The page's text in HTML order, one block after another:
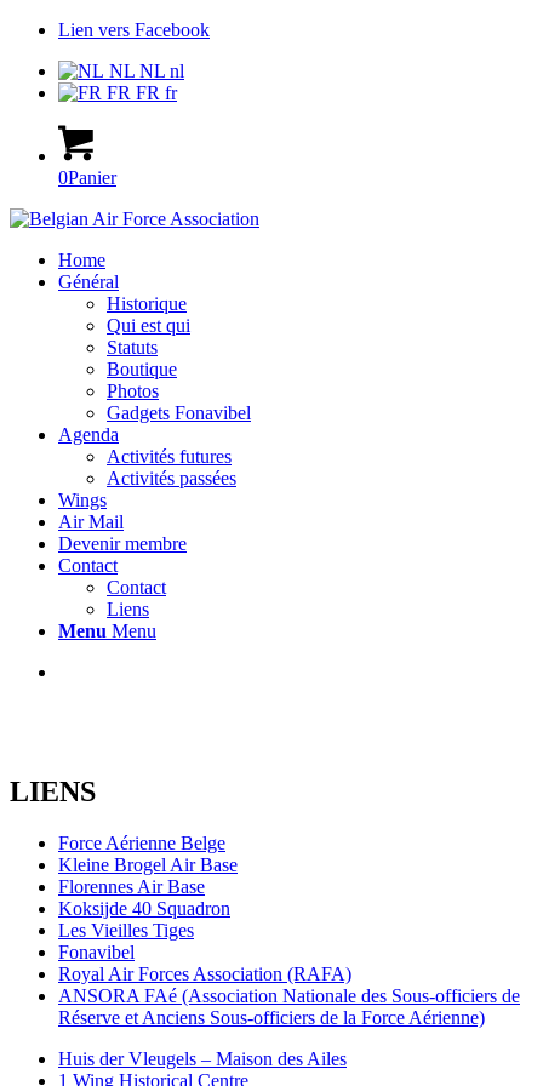
Lien vers Facebook
NL NL nl
FR FR fr
0Panier
Home
Général
Historique
Qui est qui
Statuts
Boutique
Photos
Gadgets Fonavibel
Agenda
Activités futures
Activités passées
Wings
Air Mail
Devenir membre
Contact
Contact
Liens
Menu Menu
LIENS
Force Aérienne Belge
Kleine Brogel Air Base
Florennes Air Base
Koksijde 40 Squadron
Les Vieilles Tiges
Fonavibel
Royal Air Forces Association (RAFA)
ANSORA FAé (Association Nationale des Sous-officiers de
Réserve et Anciens Sous-officiers de la Force Aérienne)
Huis der Vleugels – Maison des Ailes
1 Wing Historical Centre